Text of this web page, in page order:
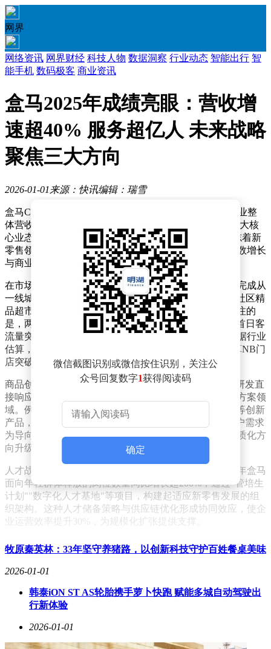
网界
网络资讯 网界财经 科技人物 数据洞察 行业动态 智能出行 智
能手机 数码极客 商业资讯
盒马2025年成绩亮眼：营收增
速超40% 服务超亿人 未来战略
聚焦三大方向
2026-01-01 来源：快讯编辑：瑞雪
盒马CEO严筱磊在近日发布的全员信中透露，2025年企业整
体营收同比增长突破40%，旗下盒马鲜生与超盒算NB两大核
心业态累计服务消费者规模突破1亿人次。这一数据标志着新
零售领域头部企业正式迈入规模化发展新阶段，用户基数增长
与商业模型成熟度形成双重突破。
在市场拓展层面，盒马鲜生2025年新进入40个地级市，完成从
一线城市到下沉市场的全面覆盖；超盒算NB业态则以"社区精
品超市"定位加速布局，全年新增门店超200家。值得关注的
是，两大业态均实现"开业即爆单"现象，多地门店开业首日客
流量突破万人次，验证了标准化运营模型的可复制性。据行业
估算，目前盒马鲜生全国门店总数已接近500家，超盒算NB门
店突破400家，形成双轮驱动的渠道网络。
商品创新成为增长核心驱动力。数据显示，80%的新品研发直
接响应消费者核心需求，重点布局健康食品与生鲜解决方案领
域。例如推出的"零添加"系列预制菜、智能温控鲜食柜等创新
产品，带动相关品类销售额同比增长超60%。这种以用户需求
为导向的研发策略，不仅提升复购率，更推动行业向品质化方
向升级。
人才战略与企业效能同步提升。全员信特别提到，2025年盒马
面向年轻群体释放的岗位数量同比增长超200%，通过"管培生
计划""数字化人才基地"等项目，构建起适应新零售发展的组
织架构。这种人才储备策略与供应链优化形成协同效应，使企
业运营效率提升30%，为规模化扩张提供支撑。
财务数据印证商业模式可行性。根据阿里巴巴集团财报披露，
盒马2025财年GMV突破750亿元，首次实现全年经调整
EBITDA盈利。基于当前增长态势推算，2026财年GMV有望
种转变在战略聚焦上体现得尤为明显——2024年末确定的"双
业态深耕"策略，通过盒马鲜生复制成熟模型、超盒算NB打磨
行业观察人士指出，盒马的发展轨迹折射出新零售行业的进化
微信截图识别或微信按住识别，关注公
众号回复数字1获得阅读码
确定
牧原秦英林：33年坚守养猪路，以创新科技守护百姓餐桌美味
2026-01-01
韩泰iON ST AS轮胎携手萝卜快跑 赋能多城自动驾驶出
行新体验
2026-01-01